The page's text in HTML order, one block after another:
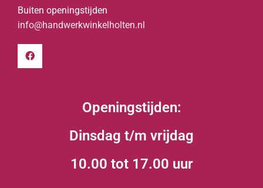
Buiten openingstijden
info@handwerkwinkelholten.nl
Openingstijden:
Dinsdag t/m vrijdag
10.00 tot 17.00 uur